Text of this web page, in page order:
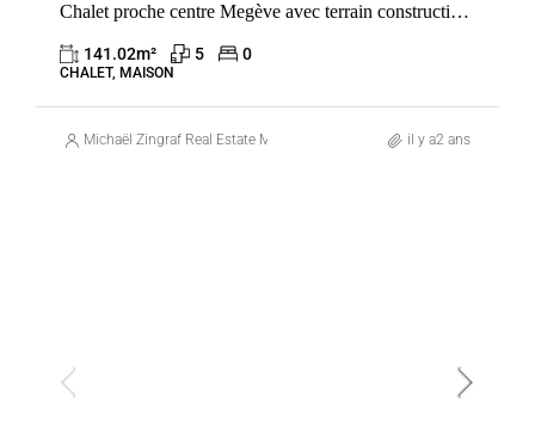
Chalet proche centre Megève avec terrain constructible – Tout à pied & calme
141.02m² 5 0
CHALET, MAISON
Michaël Zingraf Real Estate Megève il y a2 ans